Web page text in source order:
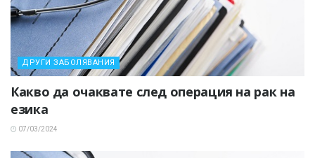
ДРУГИ ЗАБОЛЯВАНИЯ
Какво да очаквате след операция на рак на
езика
07/03/2024